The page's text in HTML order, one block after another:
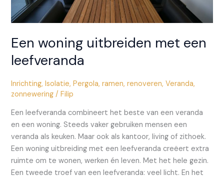
Een woning uitbreiden met een
leefveranda
Inrichting,Isolatie,Pergola,ramen,renoveren,Veranda,
zonnewering /Filip
Een leefveranda combineert het beste van een veranda
en een woning. Steeds vaker gebruiken mensen een
veranda als keuken. Maar ook als kantoor, living of zithoek.
Een woning uitbreiding met een leefveranda creëert extra
ruimte om te wonen, werken én leven. Met het hele gezin.
Een tweede troef van een leefveranda: veel licht. En het